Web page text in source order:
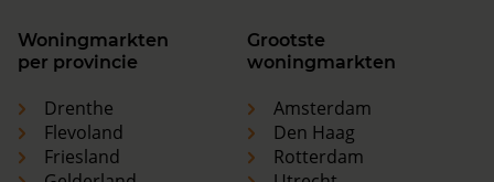
Woningmarkten
per provincie
Drenthe
Flevoland
Friesland
Grootste
woningmarkten
Amsterdam
Den Haag
Rotterdam